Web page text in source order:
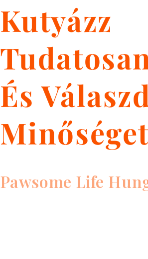
Kutyázz
És
Pawsome Life